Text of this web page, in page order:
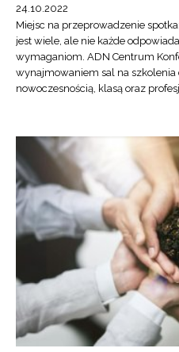
24.10.2022
Miejsc na przeprowadzenie
jest wiele, ale nie każde
wymaganiom. ADN Centrum
wynajmowaniem sal na szkolenia
nowoczesnością, klasą oraz